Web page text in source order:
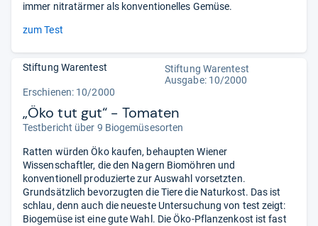
immer nitratärmer als konventionelles Gemüse.
zum Test
Stiftung Warentest
Stiftung Warentest
Ausgabe: 10/2000
Erschienen: 10/2000
„Öko tut gut“ - Tomaten
Testbericht über 9 Biogemüsesorten
Ratten würden Öko kaufen, behaupten Wiener
Wissenschaftler, die den Nagern Biomöhren und
konventionell produzierte zur Auswahl vorsetzten.
Grundsätzlich bevorzugten die Tiere die Naturkost. Das ist
schlau, denn auch die neueste Untersuchung von test zeigt:
Biogemüse ist eine gute Wahl. Die Öko-Pflanzenkost ist fast